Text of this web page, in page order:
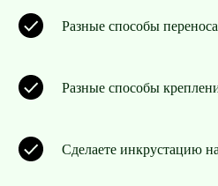
Разные способы
Разные способы
Сделаете инкрустацию